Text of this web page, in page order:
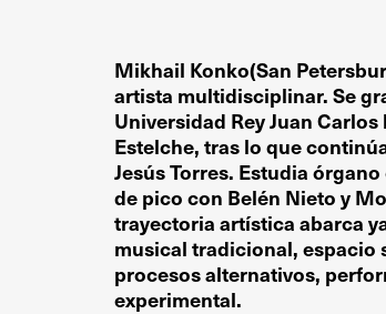
Mikhail Konko(San
artista multidisciplinar. Se
Universidad Rey Juan
Estelche, tras lo que
Jesús Torres. Estudia
de pico con Belén Nieto y
trayectoria artística abarca
musical tradicional,
procesos alternativos,
experimental.